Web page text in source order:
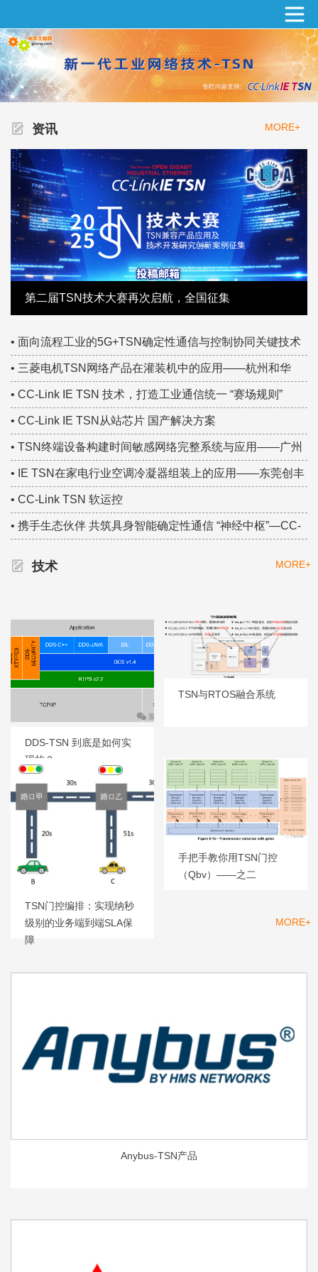
资讯 MORE+
第二届TSN技术大赛再次启航，全国征集
• 面向流程工业的5G+TSN确定性通信与控制协同关键技术
研究——中国移动集团研究院 TSN技术大赛集锦
• 三菱电机TSN网络产品在灌装机中的应用——杭州和华
TSN技术大赛集锦
• CC-Link IE TSN 技术，打造工业通信统一 “赛场规则”
• CC-Link IE TSN从站芯片 国产解决方案
• TSN终端设备构建时间敏感网络完整系统与应用——广州
虹科 TSN技术大赛集锦
• IE TSN在家电行业空调冷凝器组装上的应用——东莞创丰
TSN技术大赛集锦
• CC-Link TSN 软运控
• 携手生态伙伴 共筑具身智能确定性通信 “神经中枢”—CC-
技术 MORE+
DDS-TSN 到底是如何实
现的？
TSN与RTOS融合系统
TSN门控编排：实现纳秒
级别的业务端到端SLA保
障
手把手教你用TSN门控
（Qbv）——之二
产品 MORE+
Anybus-TSN产品